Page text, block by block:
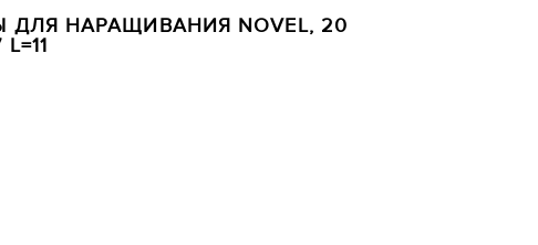
ДЛЯ НАРАЩИВАНИЯ NOVEL, 20